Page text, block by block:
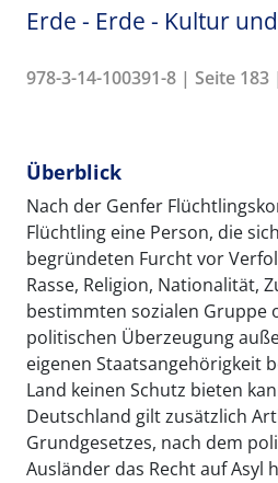
Erde - Erde - Kultur
978-3-14-100391-8 | Seite
Überblick
Nach der Genfer
Flüchtling eine Person, die
begründeten Furcht vor
Rasse, Religion, Nationalität,
bestimmten sozialen Gruppe
politischen Überzeugung
eigenen Staatsangehörigkeit
Land keinen Schutz bieten
Deutschland gilt zusätzlich
Grundgesetzes, nach dem
Ausländer das Recht auf Asyl